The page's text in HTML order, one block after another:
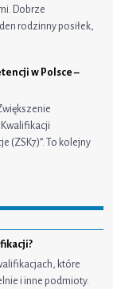
Dobrze
rodzinny posiłek,
w Polsce –
(ZSK7)”. To kolejny
które
i inne podmioty.